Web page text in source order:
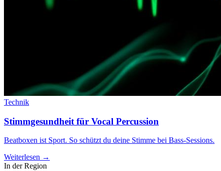
Technik
Stimmgesundheit für Vocal Percussion
Beatboxen ist Sport. So schützt du deine Stimme bei Bass-Sessions.
Weiterlesen →
In der Region